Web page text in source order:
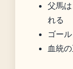
父馬
れる
ゴー
血統